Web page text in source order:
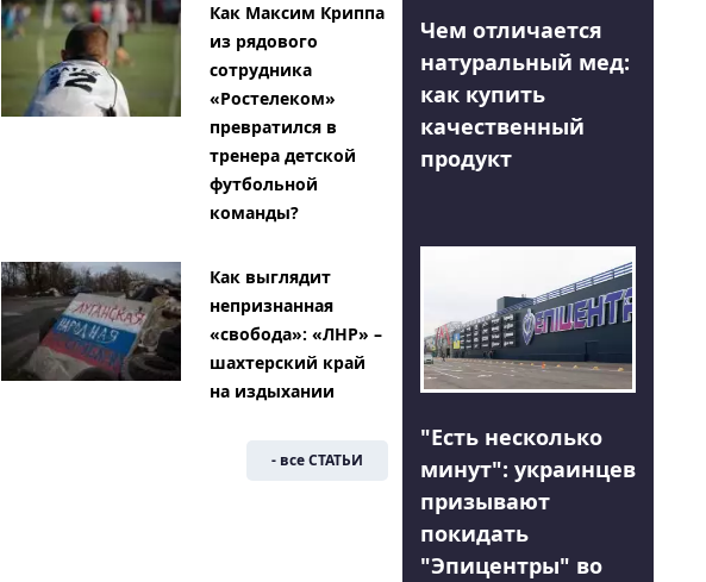
Как Максим Криппа
из рядового
сотрудника
«Ростелеком»
превратился в
тренера детской
футбольной
команды?
Как выглядит
непризнанная
«свобода»: «ЛНР» –
шахтерский край
на издыхании
- все СТАТЬИ
Чем отличается
натуральный мед:
как купить
качественный
продукт
"Есть несколько
минут": украинцев
призывают
покидать
"Эпицентры" во